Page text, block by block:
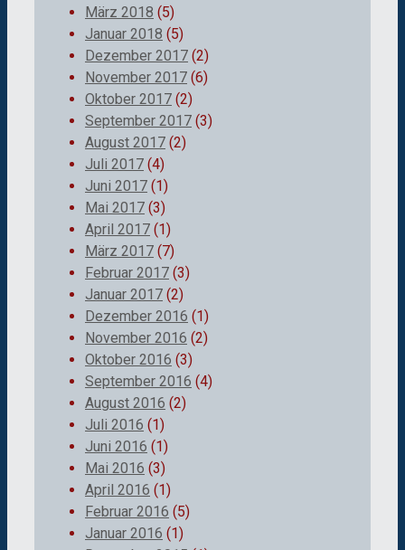
März 2018 (5)
Januar 2018 (5)
Dezember 2017 (2)
November 2017 (6)
Oktober 2017 (2)
September 2017 (3)
August 2017 (2)
Juli 2017 (4)
Juni 2017 (1)
Mai 2017 (3)
April 2017 (1)
März 2017 (7)
Februar 2017 (3)
Januar 2017 (2)
Dezember 2016 (1)
November 2016 (2)
Oktober 2016 (3)
September 2016 (4)
August 2016 (2)
Juli 2016 (1)
Juni 2016 (1)
Mai 2016 (3)
April 2016 (1)
Februar 2016 (5)
Januar 2016 (1)